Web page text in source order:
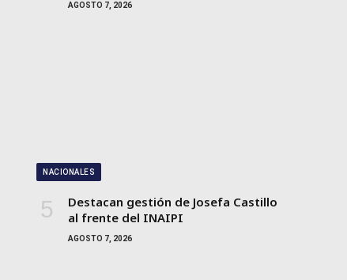
AGOSTO 7, 2026
NACIONALES
Destacan gestión de Josefa Castillo
al frente del INAIPI
AGOSTO 7, 2026